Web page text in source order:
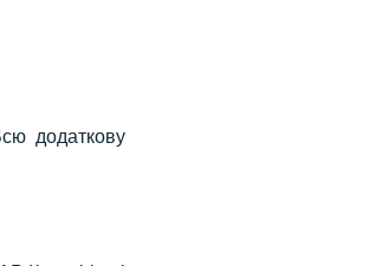
додаткову